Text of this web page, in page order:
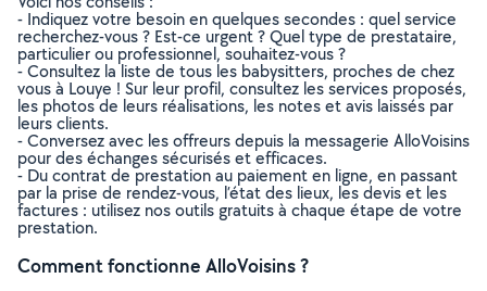
- Indiquez votre besoin en quelques secondes : quel service
recherchez-vous ? Est-ce urgent ? Quel type de prestataire,
particulier ou professionnel, souhaitez-vous ?
- Consultez la liste de tous les babysitters, proches de chez
vous à Louye ! Sur leur profil, consultez les services proposés,
les photos de leurs réalisations, les notes et avis laissés par
leurs clients.
- Conversez avec les offreurs depuis la messagerie AlloVoisins
pour des échanges sécurisés et efficaces.
- Du contrat de prestation au paiement en ligne, en passant
par la prise de rendez-vous, l’état des lieux, les devis et les
factures : utilisez nos outils gratuits à chaque étape de votre
prestation.
Comment fonctionne AlloVoisins ?